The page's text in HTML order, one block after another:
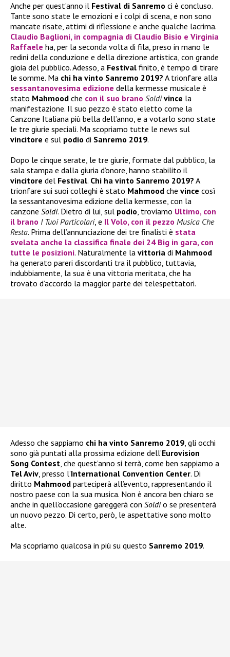
Anche per quest’anno il Festival di Sanremo ci è concluso.
Tante sono state le emozioni e i colpi di scena, e non sono
mancate risate, attimi di riflessione e anche qualche lacrima.
Claudio Baglioni, in compagnia di Claudio Bisio e Virginia
Raffaele ha, per la seconda volta di fila, preso in mano le
redini della conduzione e della direzione artistica, con grande
gioia del pubblico. Adesso, a Festival finito, è tempo di tirare
le somme. Ma chi ha vinto Sanremo 2019? A trionfare alla
sessantanovesima edizione della kermesse musicale è
stato Mahmood che con il suo brano Soldi vince la
manifestazione. Il suo pezzo è stato eletto come la
Canzone Italiana più bella dell’anno, e a votarlo sono state
le tre giurie speciali. Ma scopriamo tutte le news sul
vincitore e sul podio di Sanremo 2019.
Dopo le cinque serate, le tre giurie, formate dal pubblico, la
sala stampa e dalla giuria d’onore, hanno stabilito il
vincitore del Festival. Chi ha vinto Sanremo 2019? A
trionfare sui suoi colleghi è stato Mahmood che vince così
la sessantanovesima edizione della kermesse, con la
canzone Soldi. Dietro di lui, sul podio, troviamo Ultimo, con
il brano I Tuoi Particolari, e Il Volo, con il pezzo Musica Che
Resta. Prima dell’annunciazione dei tre finalisti è stata
svelata anche la classifica finale dei 24 Big in gara, con
tutte le posizioni. Naturalmente la vittoria di Mahmood
ha generato pareri discordanti tra il pubblico, tuttavia,
indubbiamente, la sua è una vittoria meritata, che ha
trovato d’accordo la maggior parte dei telespettatori.
Adesso che sappiamo chi ha vinto Sanremo 2019, gli occhi
sono già puntati alla prossima edizione dell’Eurovision
Song Contest, che quest’anno si terrà, come ben sappiamo a
Tel Aviv, presso l’International Convention Center. Di
diritto Mahmood parteciperà all’evento, rappresentando il
nostro paese con la sua musica. Non è ancora ben chiaro se
anche in quell’occasione gareggerà con Soldio se presenterà
un nuovo pezzo. Di certo, però, le aspettative sono molto
alte.
Ma scopriamo qualcosa in più su questo Sanremo 2019.